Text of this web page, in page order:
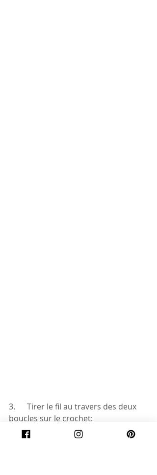
3.      Tirer le fil au travers des deux
boucles sur le crochet: